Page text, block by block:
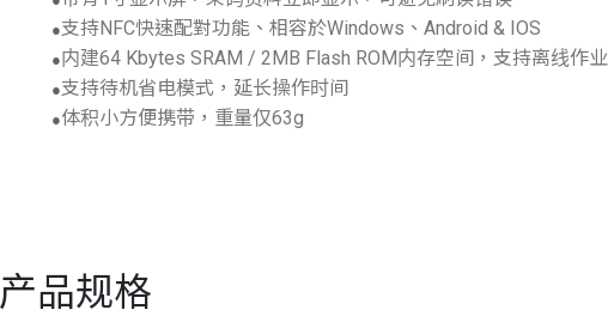
●支持NFC快速配對功能、相容於Windows、Android & IOS
●内建64 Kbytes SRAM / 2MB Flash ROM内存空间，支持离线作业
●支持待机省电模式，延长操作时间
●体积小方便携带，重量仅63g
产品规格